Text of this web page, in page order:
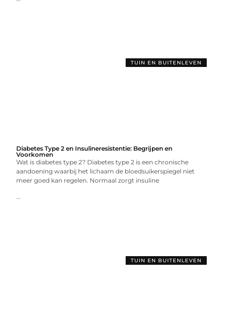
TUIN EN BUITENLEVEN
Diabetes Type 2 en Insulineresistentie: Begrijpen en
Voorkomen
Wat is diabetes type 2? Diabetes type 2 is een chronische
aandoening waarbij het lichaam de bloedsuikerspiegel niet
meer goed kan regelen. Normaal zorgt insuline
...
TUIN EN BUITENLEVEN